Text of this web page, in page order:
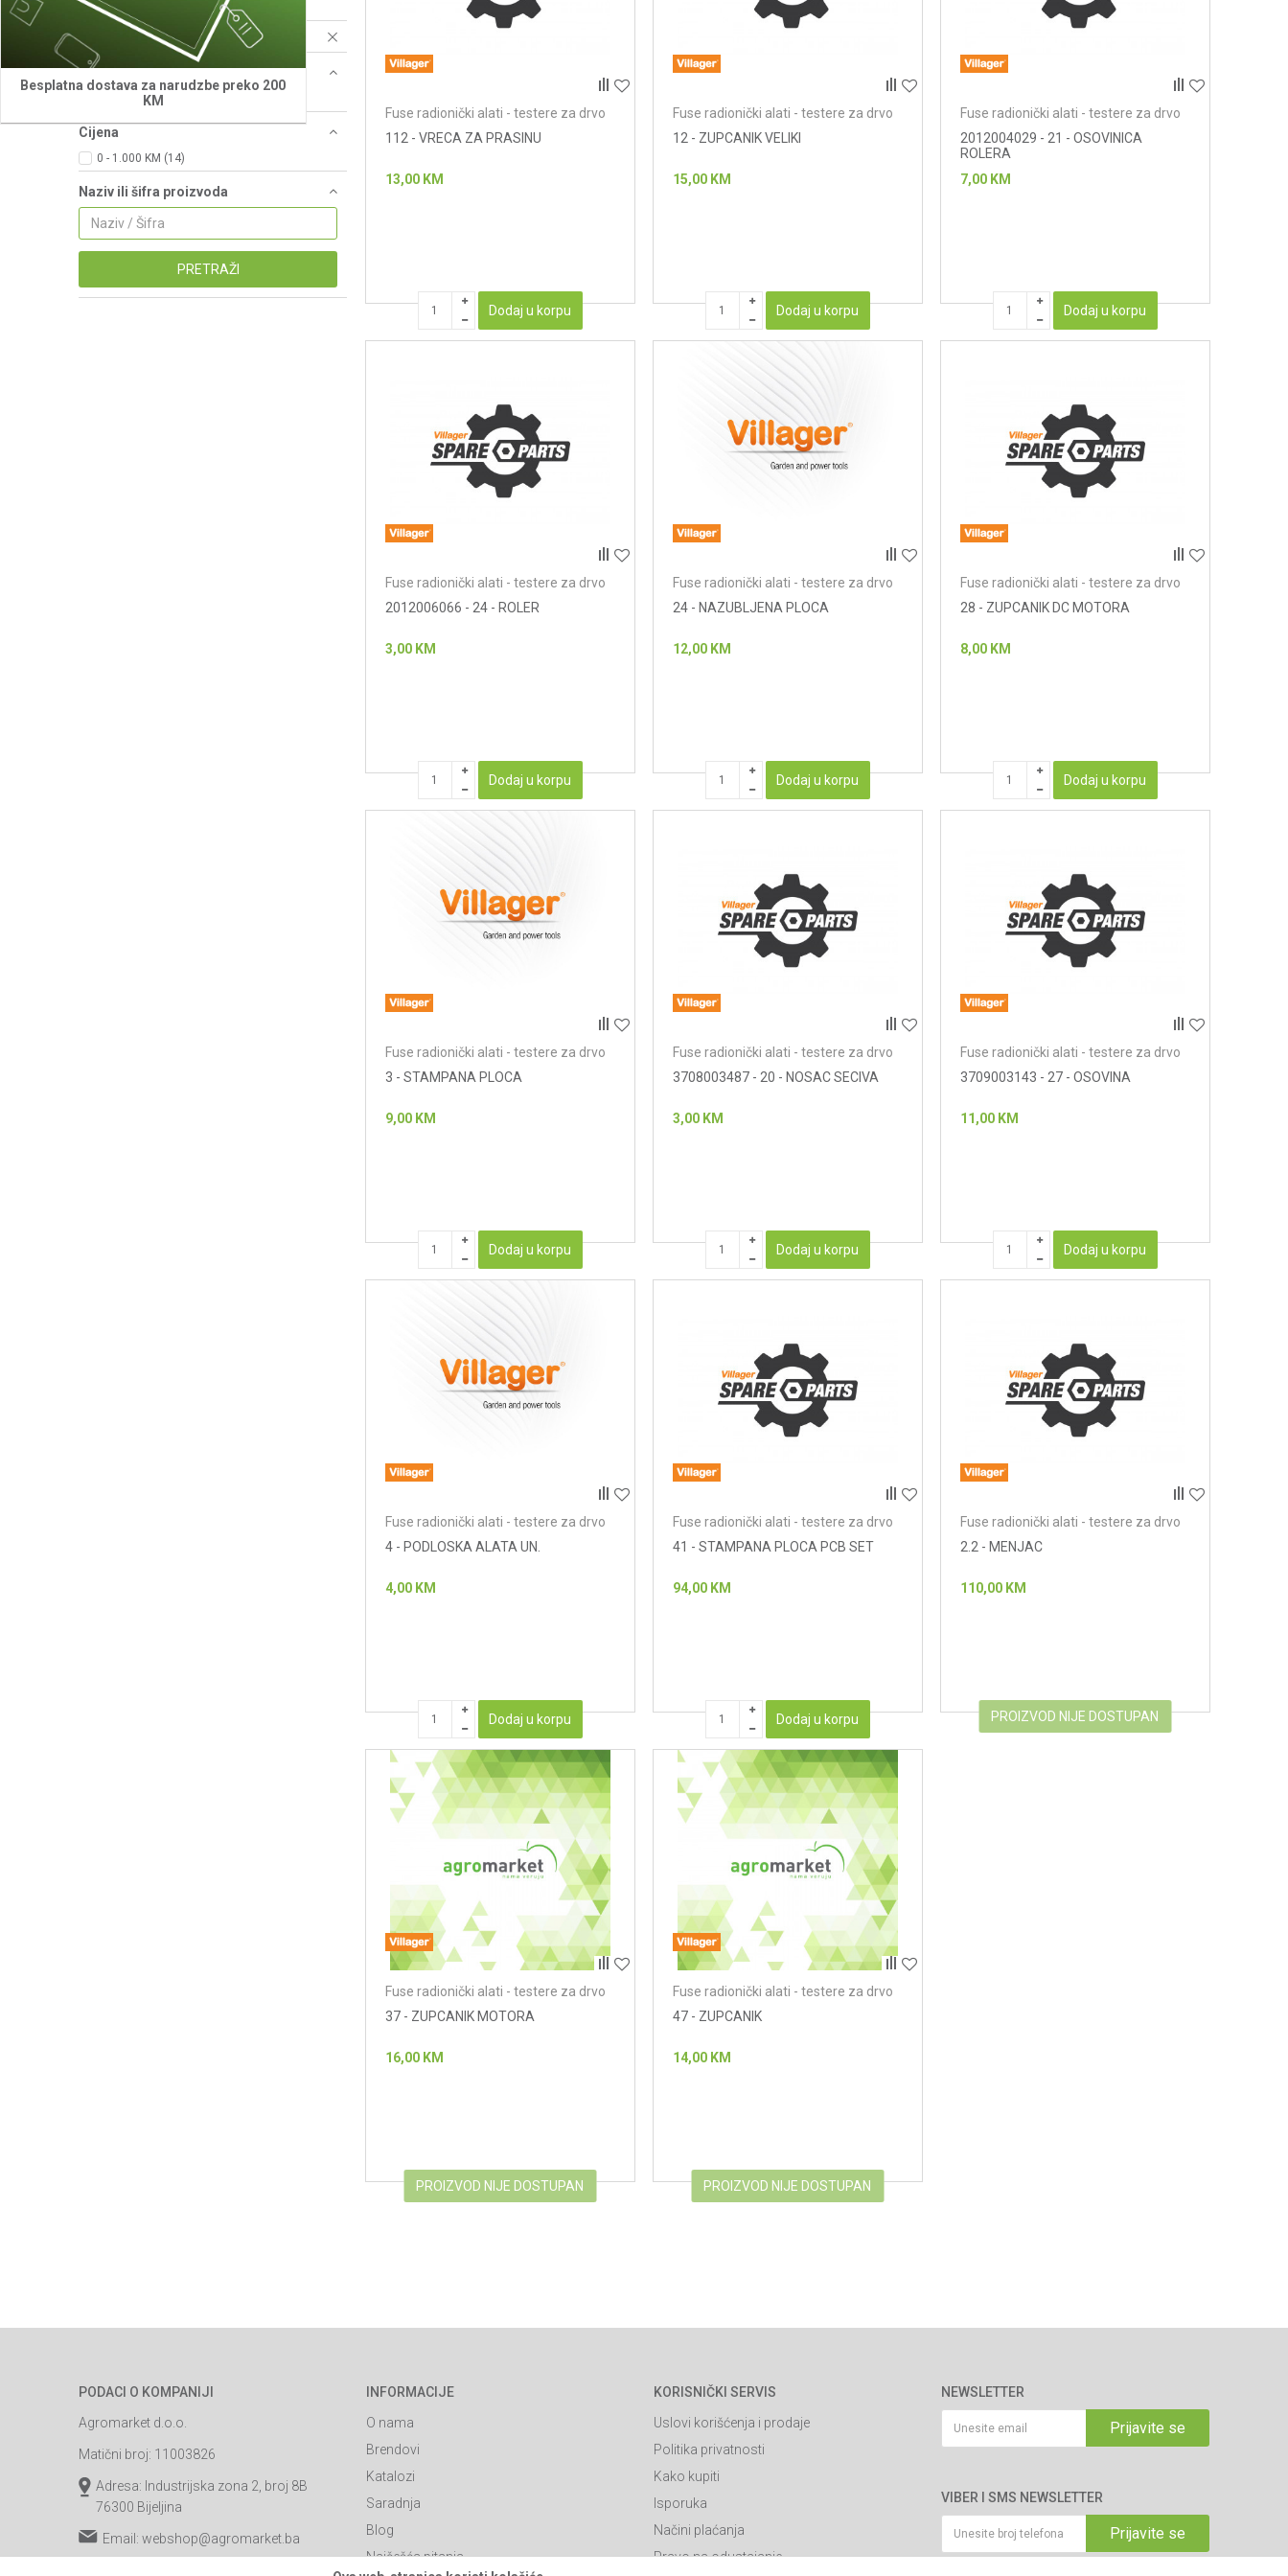
Besplatna dostava za narudzbe preko 200
KM
Resetujte filtere
Brend
Villager (14)
Cijena
0 - 1.000 KM (14)
Naziv ili šifra proizvoda
PRETRAŽI
Fuse radionički alati - testere za drvo
112 - VRECA ZA PRASINU
13,00 KM
Dodaj u korpu
Fuse radionički alati - testere za drvo
12 - ZUPCANIK VELIKI
15,00 KM
Dodaj u korpu
Fuse radionički alati - testere za drvo
2012004029 - 21 - OSOVINICA
ROLERA
7,00 KM
Dodaj u korpu
Fuse radionički alati - testere za drvo
2012006066 - 24 - ROLER
3,00 KM
Dodaj u korpu
Fuse radionički alati - testere za drvo
24 - NAZUBLJENA PLOCA
12,00 KM
Dodaj u korpu
Fuse radionički alati - testere za drvo
28 - ZUPCANIK DC MOTORA
8,00 KM
Dodaj u korpu
Fuse radionički alati - testere za drvo
3 - STAMPANA PLOCA
9,00 KM
Dodaj u korpu
Fuse radionički alati - testere za drvo
3708003487 - 20 - NOSAC SECIVA
3,00 KM
Dodaj u korpu
Fuse radionički alati - testere za drvo
3709003143 - 27 - OSOVINA
11,00 KM
Dodaj u korpu
Fuse radionički alati - testere za drvo
4 - PODLOSKA ALATA UN.
4,00 KM
Dodaj u korpu
Fuse radionički alati - testere za drvo
41 - STAMPANA PLOCA PCB SET
94,00 KM
Dodaj u korpu
Fuse radionički alati - testere za drvo
2.2 - MENJAC
110,00 KM
PROIZVOD NIJE DOSTUPAN
Fuse radionički alati - testere za drvo
37 - ZUPCANIK MOTORA
16,00 KM
PROIZVOD NIJE DOSTUPAN
Fuse radionički alati - testere za drvo
47 - ZUPCANIK
14,00 KM
PROIZVOD NIJE DOSTUPAN
PODACI O KOMPANIJI
Agromarket d.o.o.
Matični broj: 11003826
Adresa: Industrijska zona 2, broj 8B
76300 Bijeljina
Email: webshop@agromarket.ba
INFORMACIJE
O nama
Brendovi
Katalozi
Saradnja
Blog
Najčešća pitanja
KORISNIČKI SERVIS
Uslovi korišćenja i prodaje
Politika privatnosti
Kako kupiti
Isporuka
Načini plaćanja
Pravo na odustajanje
NEWSLETTER
Prijavite se
VIBER I SMS NEWSLETTER
Prijavite se